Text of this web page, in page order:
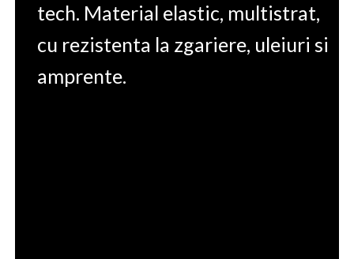
tech. Material elastic, multistrat,
cu rezistenta la zgariere, uleiuri si
amprente.